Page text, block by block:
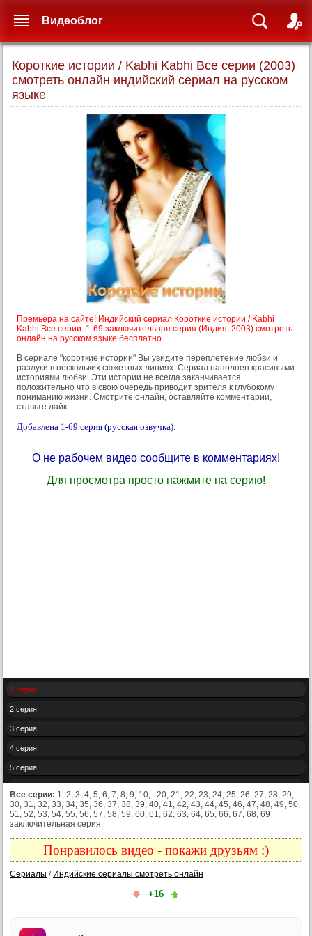
Короткие истории / Kabhi Kabhi Все серии (2003)
смотреть онлайн индийский сериал на русском
языке
Премьера на сайте! Индийский сериал Короткие истории / Kabhi
Kabhi Все серии: 1-69 заключительная серия (Индия, 2003) смотреть
онлайн на русском языке бесплатно.
В сериале "короткие истории" Вы увидите переплетение любви и
разлуки в нескольких сюжетных линиях. Сериал наполнен красивыми
историями любви. Эти истории не всегда заканчивается
положительно что в свою очередь приводит зрителя к глубокому
пониманию жизни. Смотрите онлайн, оставляйте комментарии,
ставьте лайк.
Добавлена 1-69 серия (русская озвучка).
О не рабочем видео сообщите в комментариях!
Для просмотра просто нажмите на серию!
1 серия
2 серия
3 серия
4 серия
5 серия
7 серия
8 серия
9 серия
13 серия
Все серии: 1, 2, 3, 4, 5, 6, 7, 8, 9, 10,.. 20, 21, 22, 23, 24, 25, 26, 27, 28, 29,
30, 31, 32, 33, 34, 35, 36, 37, 38, 39, 40, 41, 42, 43, 44, 45, 46, 47, 48, 49, 50,
51, 52, 53, 54, 55, 56, 57, 58, 59, 60, 61, 62, 63, 64, 65, 66, 67, 68, 69
заключительная серия.
Понравилось видео - покажи друзьям :)
Сериалы / Индийские сериалы смотреть онлайн
+16
Видеоблог